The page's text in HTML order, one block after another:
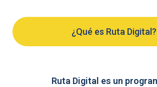
¿Qué es Ruta Digital?
Ruta Digital es un